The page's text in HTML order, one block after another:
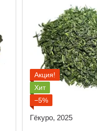
Акция!
Хит
−5%
Гёкуро, 2025